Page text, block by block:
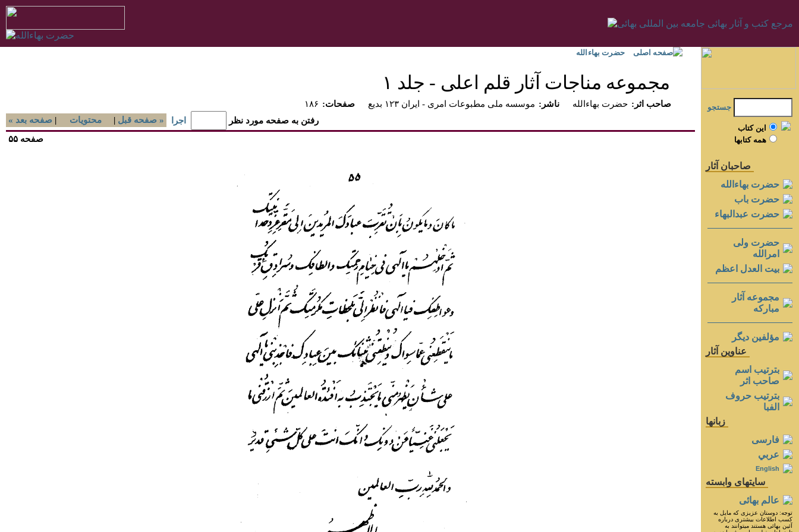
صفحه اصلی حضرت بهاءالله
مجموعه مناجات آثار قلم اعلى - جلد ۱
۱۸۶ :صفحات موسسه ملی مطبوعات امری - ايران ۱۲۳ بديع :ناشر حضرت بهاءالله
:صاحب اثر
« صفحه بعد | محتويات | صفحه قبل » رفتن به صفحه مورد نظر
اجرا
جستجو
اين کتاب
همه کتابها
صاحبان آثار
حضرت بهاءالله
حضرت باب
حضرت عبدالبهاء
حضرت ولی
امرالله
بيت العدل اعظم
مجموعه آثار
مباركه
مؤلفين ديگر
عناوين آثار
بترتيب اسم
صاحب اثر
بترتيب حروف
الفبا
زبانها
فارسی
عربي
English
سايتهای وابسته
عالم بهائی
توجه: دوستان عزيزى كه مايل به
كسب اطلاعات بيشترى درباره
آئين بهائى هستند ميتوانند به